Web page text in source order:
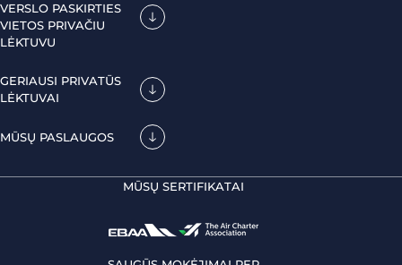
VERSLO PASKIRTIES
VIETOS PRIVAČIU
LĖKTUVU
GERIAUSI PRIVATŪS
LĖKTUVAI
MŪSŲ PASLAUGOS
MŪSŲ SERTIFIKATAI